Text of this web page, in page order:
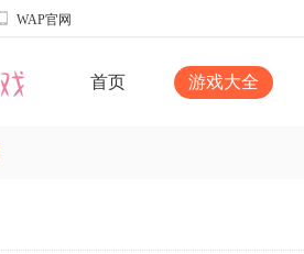
 WAP官网
首页 游戏大全